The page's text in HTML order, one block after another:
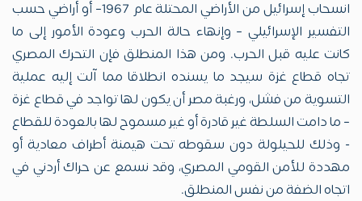
انسحاب إسرائيل من الأراضي المحتلة عام 1967– أو أراضي حسب
التفسير الإسرائيلي – وإنهاء حالة الحرب وعودة الأمور إلى ما
كانت عليه قبل الحرب. ومن هذا المنطلق فإن التحرك المصري
تجاه قطاع غزة سيجد ما يسنده انطلاقا مما آلت إليه عملية
التسوية من فشل، ورغبة مصر أن يكون لها تواجد في قطاع غزة
– ما دامت السلطة غير قادرة أو غير مسموح لها بالعودة للقطاع
- وذلك للحيلولة دون سقوطه تحت هيمنة أطراف معادية أو
مهددة للأمن القومي المصري، وقد نسمع عن حراك أردني في
اتجاه الضفة من نفس المنطلق.